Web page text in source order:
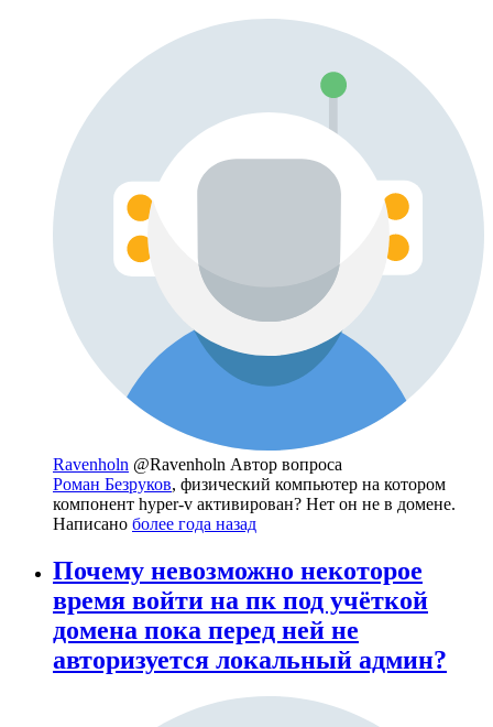
Ravenholn @Ravenholn Автор вопроса
Роман Безруков, физический компьютер на котором
компонент hyper-v активирован? Нет он не в домене.
Написано более года назад
Почему невозможно некоторое
время войти на пк под учёткой
домена пока перед ней не
авторизуется локальный админ?